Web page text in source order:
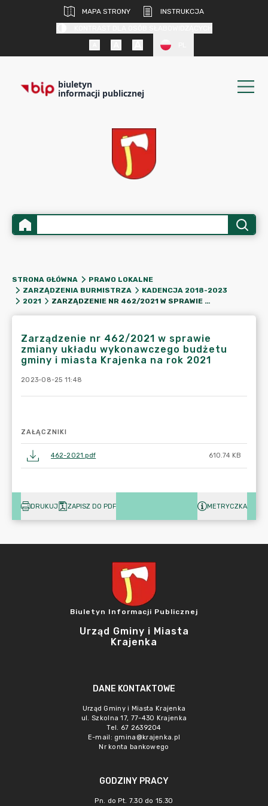
MAPA STRONY
INSTRUKCJA
biuletyn
informacji publicznej
STRONA GŁÓWNA
PRAWO LOKALNE
ZARZĄDZENIA BURMISTRZA
KADENCJA 2018-2023
2021
ZARZĄDZENIE NR 462/2021 W SPRAWIE ZMIANY UKŁADU WYKONAWCZEGO BUDŻETU GMINY I MIASTA KRAJENKA NA ROK 2021
Zarządzenie nr 462/2021 w sprawie
zmiany układu wykonawczego budżetu
gminy i miasta Krajenka na rok 2021
2023-08-25 11:48
ZAŁĄCZNIKI
462-2021.pdf 610.74 KB
DRUKUJ ZAPISZ DO PDF METRYCZKA
Biuletyn Informacji Publicznej
Urząd Gminy i Miasta
Krajenka
DANE KONTAKTOWE
Urząd Gminy i Miasta Krajenka
ul. Szkolna 17, 77-430 Krajenka
Tel. 67 2639204
E-mail: gmina@krajenka.pl
Nr konta bankowego
GODZINY PRACY
Pn. do Pt. 7.30 do 15.30